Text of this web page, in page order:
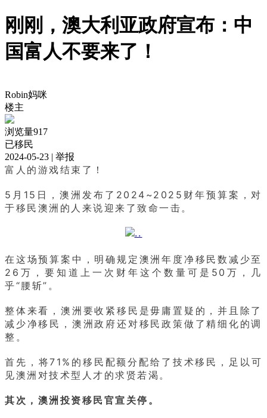
刚刚，澳大利亚政府宣布：中
国富人不要来了！
Robin妈咪
楼主
浏览量917
已移民
2024-05-23 | 举报
富人的游戏结束了！
5月15日，澳洲发布了2024~2025财年预算案，对
于移民澳洲的人来说迎来了致命一击。
在这场预算案中，明确规定澳洲年度净移民数减少至
26万，要知道上一次财年这个数量可是50万，几
乎“腰斩”。
整体来看，澳洲要收紧移民是毋庸置疑的，并且除了
减少净移民，澳洲政府还对移民政策做了精细化的调
整。
首先，将71%的移民配额分配给了技术移民，足以可
见澳洲对技术型人才的求贤若渴。
其次，澳洲投资移民官宣关停。